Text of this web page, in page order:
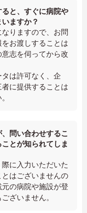
と、すぐに病院や
ますか？
りますので、お問
お渡しすることは
志を伺ってから改
は許可なく、企
に提供することは
問い合わせするこ
とが知られてしま
に入力いただいた
はございませんの
の病院や施設が登
ざいません。